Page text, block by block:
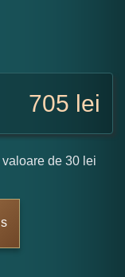
705 lei
valoare de 30 lei